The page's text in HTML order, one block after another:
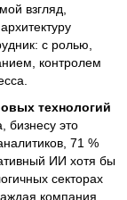
взгляд,
с ролью,
контролем
технологий
бизнесу это
71 %
ИИ хотя бы
секторах
компания.